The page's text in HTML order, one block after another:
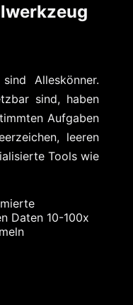
Alleskönner.
sind, haben
Aufgaben
leeren
Tools wie
Daten 10-100x